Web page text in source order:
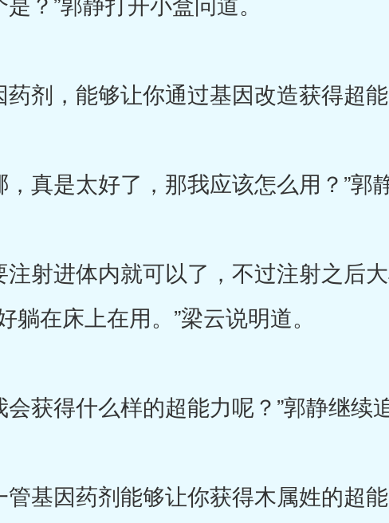
，能够让你通过基因改造获得超能
是太好了，那我应该怎么用？”郭静
进体内就可以了，不过注射之后大
躺在床上在用。”梁云说明道。
得什么样的超能力呢？”郭静继续追
因药剂能够让你获得木属姓的超